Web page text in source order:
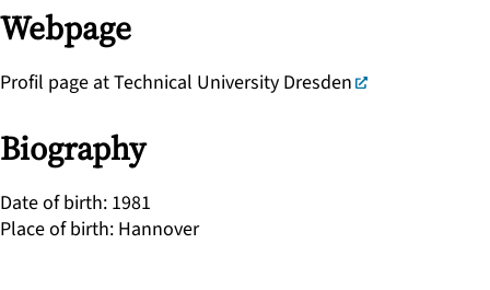
Webpage
Profil page at Technical University Dresden
Biography
Date of birth: 1981
Place of birth: Hannover